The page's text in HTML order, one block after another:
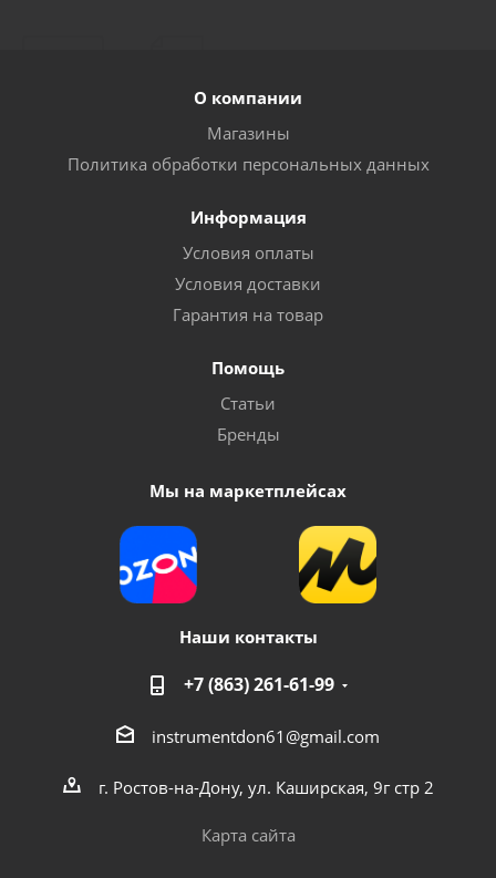
О компании
Магазины
Политика обработки персональных данных
Информация
Условия оплаты
Условия доставки
Гарантия на товар
Помощь
Статьи
Бренды
Мы на маркетплейсах
Наши контакты
+7 (863) 261-61-99
instrumentdon61@gmail.com
г. Ростов-на-Дону, ул. Каширская, 9г стр 2
Карта сайта